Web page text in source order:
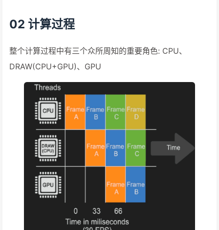
02 计算过程
整个计算过程中有三个众所周知的重要角色: CPU、
DRAW(CPU+GPU)、GPU